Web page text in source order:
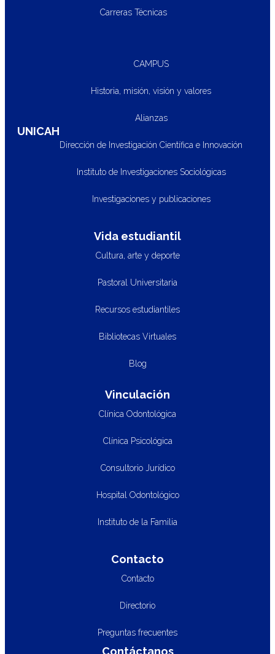
Carreras Técnicas
UNICAH
CAMPUS
Historia, misión, visión y valores
Alianzas
Dirección de Investigación Científica e Innovación
Instituto de Investigaciones Sociológicas
Investigaciones y publicaciones
Vida estudiantil
Cultura, arte y deporte
Pastoral Universitaria
Recursos estudiantiles
Bibliotecas Virtuales
Blog
Vinculación
Clínica Odontológica
Clínica Psicológica
Consultorio Jurídico
Hospital Odontológico
Instituto de la Familia
Contacto
Contacto
Directorio
Preguntas frecuentes
Contáctanos